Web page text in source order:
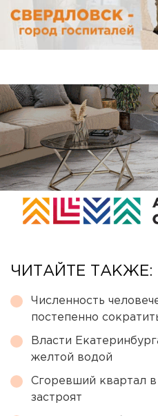
ЧИТАЙТЕ ТАКЖЕ:
Численность
постепенно
Власти
желтой водой
Сгоревший квартал
застроят